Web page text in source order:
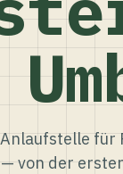
von der